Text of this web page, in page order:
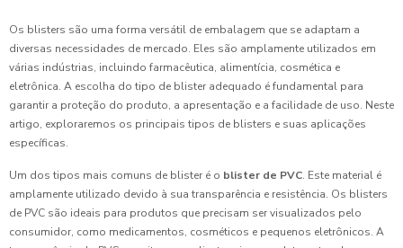
Os blisters são uma forma versátil de embalagem que se adaptam a
diversas necessidades de mercado. Eles são amplamente utilizados em
várias indústrias, incluindo farmacêutica, alimentícia, cosmética e
eletrônica. A escolha do tipo de blister adequado é fundamental para
garantir a proteção do produto, a apresentação e a facilidade de uso. Neste
artigo, exploraremos os principais tipos de blisters e suas aplicações
específicas.
Um dos tipos mais comuns de blister é o blister de PVC. Este material é
amplamente utilizado devido à sua transparência e resistência. Os blisters
de PVC são ideais para produtos que precisam ser visualizados pelo
consumidor, como medicamentos, cosméticos e pequenos eletrônicos. A